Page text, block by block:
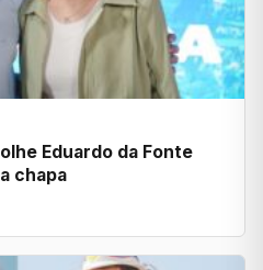
Eduardo da Fonte
chapa